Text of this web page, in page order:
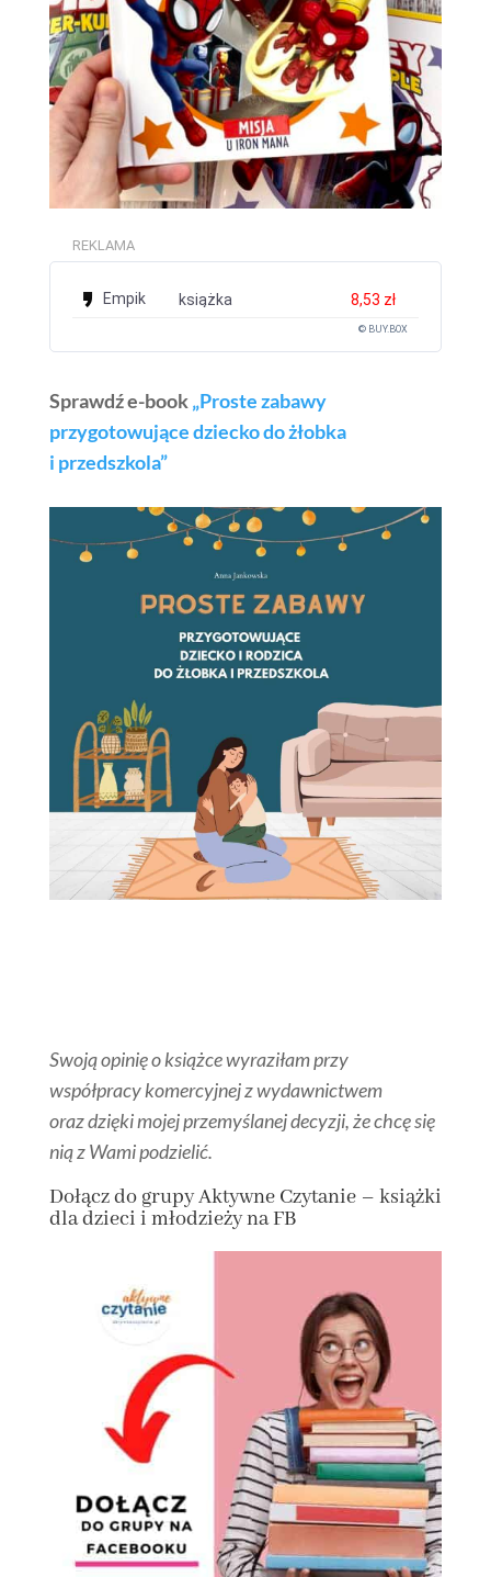
REKLAMA
Empik książka 8,53 zł
© BUY.BOX
Sprawdź e-book„Proste zabawy
przygotowujące dziecko do żłobka
i przedszkola”
Swoją opinię o książce wyraziłam przy
współpracy komercyjnej z wydawnictwem
oraz dzięki mojej przemyślanej decyzji, że chcę się
nią z Wami podzielić.
Dołączdo grupyAktywne Czytanie – książki
dla dzieci i młodzieży na FB